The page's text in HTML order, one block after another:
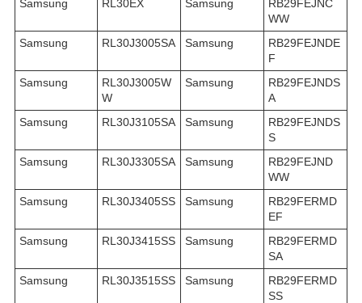
Samsung RL30EX Samsung
RB29FEJNC
WW
Samsung
RL30J3005SA Samsung
RB29FEJNDE
F
Samsung
RL30J3005W
W
Samsung
RB29FEJNDS
A
Samsung
RL30J3105SA Samsung
RB29FEJNDS
S
Samsung
RL30J3305SA Samsung
RB29FEJND
WW
Samsung
RL30J3405SS Samsung
RB29FERMD
EF
Samsung
RL30J3415SS Samsung
RB29FERMD
SA
Samsung
RL30J3515SS Samsung
RB29FERMD
SS